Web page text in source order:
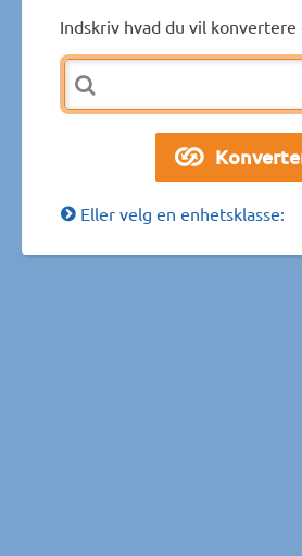
Indskriv hvad du vil konvertere
Eller velg en enhetsklasse: